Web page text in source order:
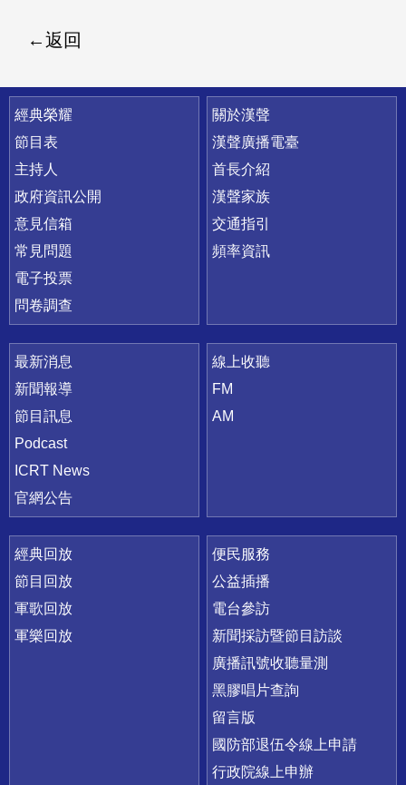
返回
快速連結
經典榮耀
節目表
主持人
政府資訊公開
意見信箱
常見問題
電子投票
問卷調查
關於漢聲
漢聲廣播電臺
首長介紹
漢聲家族
交通指引
頻率資訊
最新消息
新聞報導
節目訊息
Podcast
ICRT News
官網公告
線上收聽
FM
AM
經典回放
節目回放
軍歌回放
軍樂回放
便民服務
公益插播
電台參訪
新聞採訪暨節目訪談
廣播訊號收聽量測
黑膠唱片查詢
留言版
國防部退伍令線上申請
行政院線上申辦